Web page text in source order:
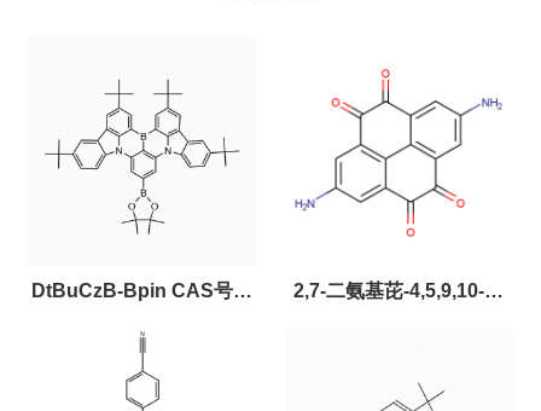
DtBuCzB-Bpin CAS号：
2643331-97-7
2,7-二氨基芘-4,5,9,10-四
现货促销，可分装，高校研